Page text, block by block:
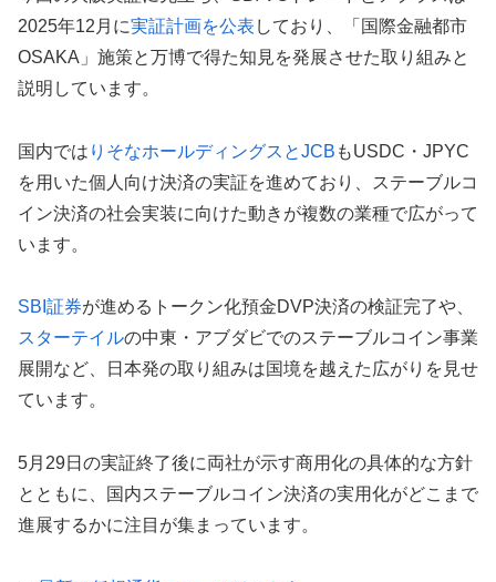
2025年12月に実証計画を公表 しており、「国際金融都市
OSAKA」施策と万博で得た知見を発展させた取り組みと
説明しています。
国内では りそなホールディングスとJCB もUSDC・JPYC
を用いた個人向け決済の実証を進めており、ステーブルコ
イン決済の社会実装に向けた動きが複数の業種で広がって
います。
SBI証券が進めるトークン化預金DVP決済の検証完了や、
スターテイルの中東・アブダビでのステーブルコイン事業
展開など、日本発の取り組みは国境を越えた広がりを見せ
ています。
5月29日の実証終了後に両社が示す商用化の具体的な方針
とともに、国内ステーブルコイン決済の実用化がどこまで
進展するかに注目が集まっています。